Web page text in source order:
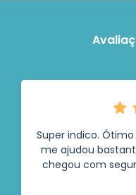
Super indico.
me ajudou
chegou com